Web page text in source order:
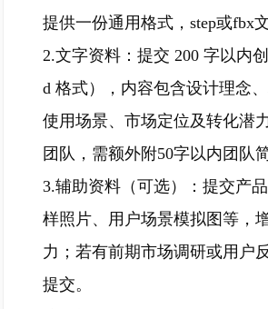
提供一份通用格式，step或fbx文
2.文字资料：提交 200 字以内
d 格式），内容包含设计理念、
使用场景、市场定位及转化潜
团队，需额外附50字以内团队简
3.辅助资料（可选）：提交产
样照片、用户场景模拟图等，
力；若有前期市场调研或用户
提交。